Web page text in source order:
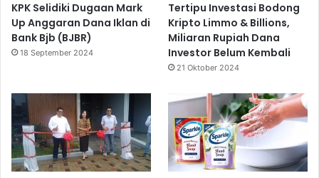
KPK Selidiki Dugaan Mark
Up Anggaran Dana Iklan di
Bank Bjb (BJBR)
18 September 2024
Tertipu Investasi Bodong
Kripto Limmo & Billions,
Miliaran Rupiah Dana
Investor Belum Kembali
21 Oktober 2024